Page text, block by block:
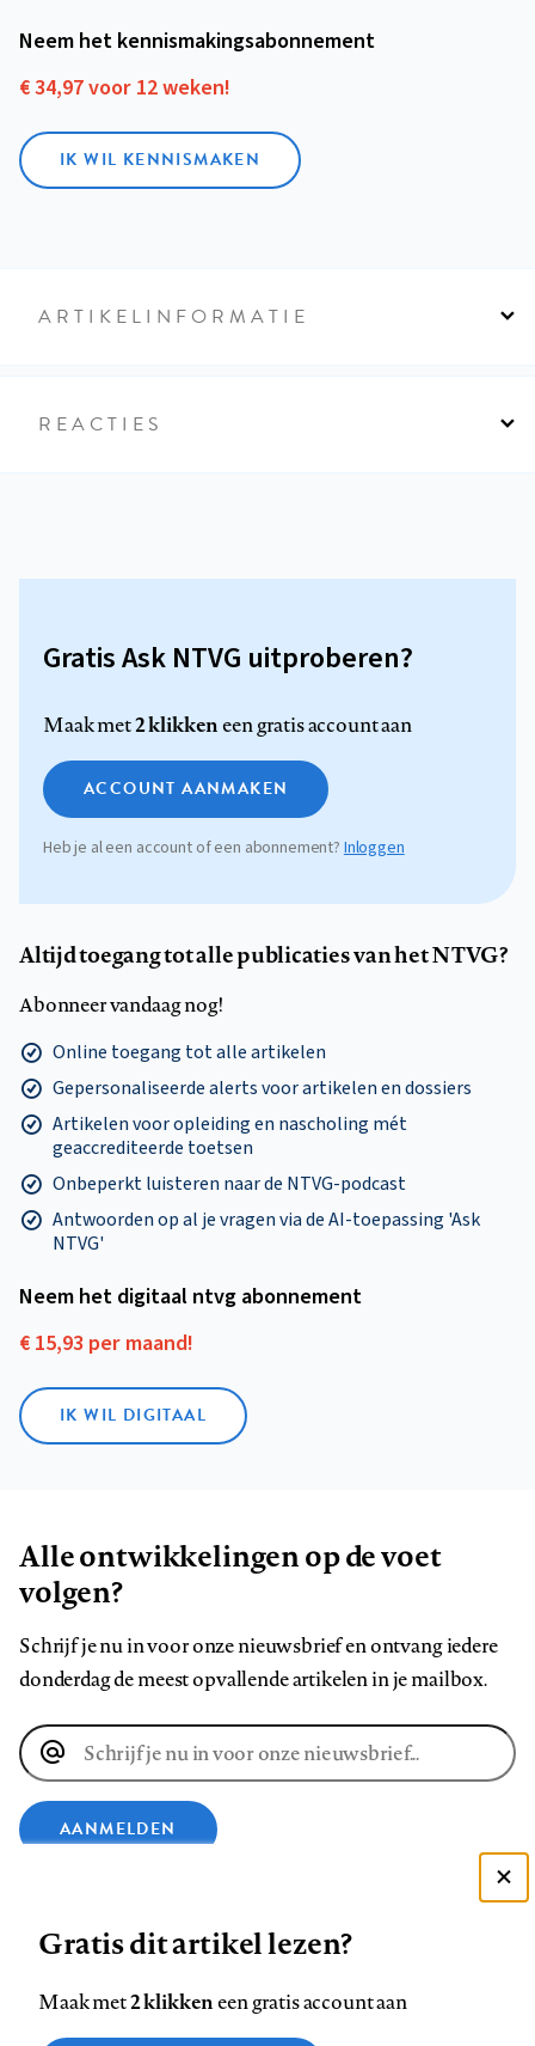
Neem het kennismakings­abonnement
€ 34,97 voor 12 weken!
IK WIL KENNISMAKEN
ARTIKELINFORMATIE
REACTIES
Gratis Ask NTVG uitproberen?
Maak met2 klikkeneen gratis account aan
ACCOUNT AANMAKEN
Heb je al een account of een abonnement?Inloggen
Altijd toegang tot alle publicaties van het NTVG?
Abonneer vandaag nog!
Online toegang tot alle artikelen
Gepersonaliseerde alerts voor artikelen en dossiers
Artikelen voor opleiding en nascholing mét
geaccrediteerde toetsen
Onbeperkt luisteren naar de NTVG-podcast
Antwoorden op al je vragen via de AI-toepassing 'Ask
NTVG'
Neem het digitaal ntvg abonnement
€ 15,93 per maand!
IK WIL DIGITAAL
Alle ontwikkelingen op de voet
volgen?
Schrijf je nu in voor onze nieuwsbrief en ontvang iedere
donderdag de meest opvallende artikelen in je mailbox.
E-
mailadres
AANMELDEN
ons
Zie onze cookie policy
Gratis dit artikel lezen?
Maak met2 klikkeneen gratis account aan